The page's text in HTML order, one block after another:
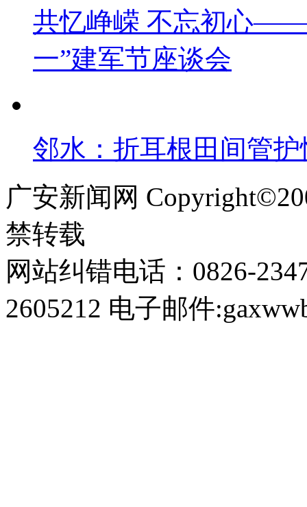
共忆峥嵘 不忘初心——
一”建军节座谈会
邻水：折耳根田间管
广安新闻网
禁转载
网站纠错电话：0826-
2605212 电子邮件